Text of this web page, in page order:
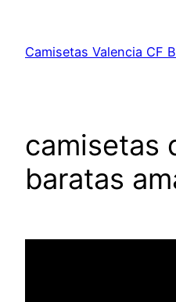
contenido
Camisetas Valencia CF
camisetas
baratas